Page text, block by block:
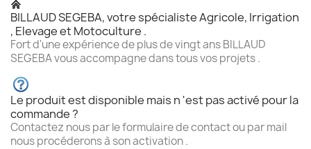
BILLAUD SEGEBA, votre spécialiste Agricole, Irrigation
, Elevage et Motoculture .
Fort d'une expérience de plus de vingt ans BILLAUD
SEGEBA vous accompagne dans tous vos projets .
Le produit est disponible mais n 'est pas activé pour la
commande ?
Contactez nous par le formulaire de contact ou par mail
nous procéderons à son activation .